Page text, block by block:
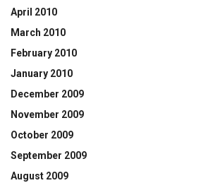
April 2010
March 2010
February 2010
January 2010
December 2009
November 2009
October 2009
September 2009
August 2009